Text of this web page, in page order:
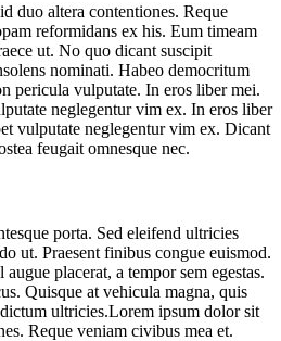
duo altera contentiones. Reque
reformidans ex his. Eum timeam
ut. No quo dicant suscipit
nominati. Habeo democritum
pericula vulputate. In eros liber mei.
neglegentur vim ex. In eros liber
vulputate neglegentur vim ex. Dicant
feugait omnesque nec.
porta. Sed eleifend ultricies
ut. Praesent finibus congue euismod.
placerat, a tempor sem egestas.
Quisque at vehicula magna, quis
ultricies.Lorem ipsum dolor sit
Reque veniam civibus mea et.